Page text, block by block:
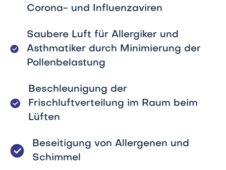
Corona- und Influenzaviren
Saubere Luft für Allergiker und
Asthmatiker durch Minimierung der
Pollenbelastung
Beschleunigung der
Frischluftverteilung im Raum beim
Lüften
Beseitigung von Allergenen und
Schimmel